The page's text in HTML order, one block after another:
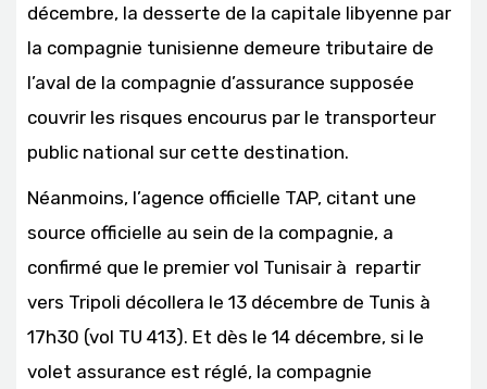
décembre, la desserte de la capitale libyenne par
la compagnie tunisienne demeure tributaire de
l’aval de la compagnie d’assurance supposée
couvrir les risques encourus par le transporteur
public national sur cette destination.
Néanmoins, l’agence officielle TAP, citant une
source officielle au sein de la compagnie, a
confirmé que le premier vol Tunisair à repartir
vers Tripoli décollera le 13 décembre de Tunis à
17h30 (vol TU 413). Et dès le 14 décembre, si le
volet assurance est réglé, la compagnie